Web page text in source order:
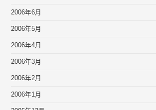
2006年6月
2006年5月
2006年4月
2006年3月
2006年2月
2006年1月